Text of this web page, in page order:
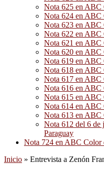
Nota 625 en ABC
Nota 624 en ABC
Nota 623 en ABC
Nota 622 en ABC
Nota 621 en ABC
Nota 620 en ABC
Nota 619 en ABC
Nota 618 en ABC
Nota 617 en ABC
Nota 616 en ABC
Nota 615 en ABC
Nota 614 en ABC
Nota 613 en ABC
Nota 612 del 6
Paraguay
Nota 724 en ABC Color
Inicio » Entrevista a Zenón